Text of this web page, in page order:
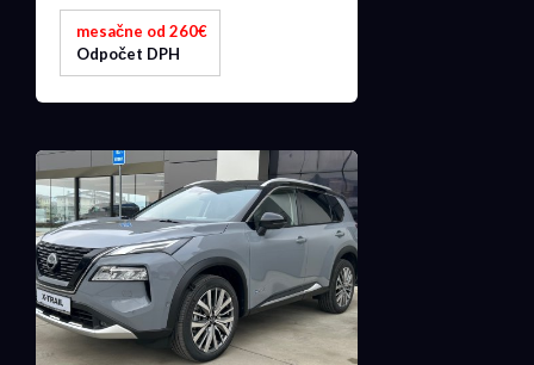
mesačne od 260€
Odpočet DPH